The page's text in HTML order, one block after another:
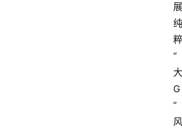
展
纯
粹
“
大
G
”
风